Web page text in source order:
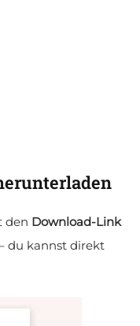
den Download-Link
du kannst direkt